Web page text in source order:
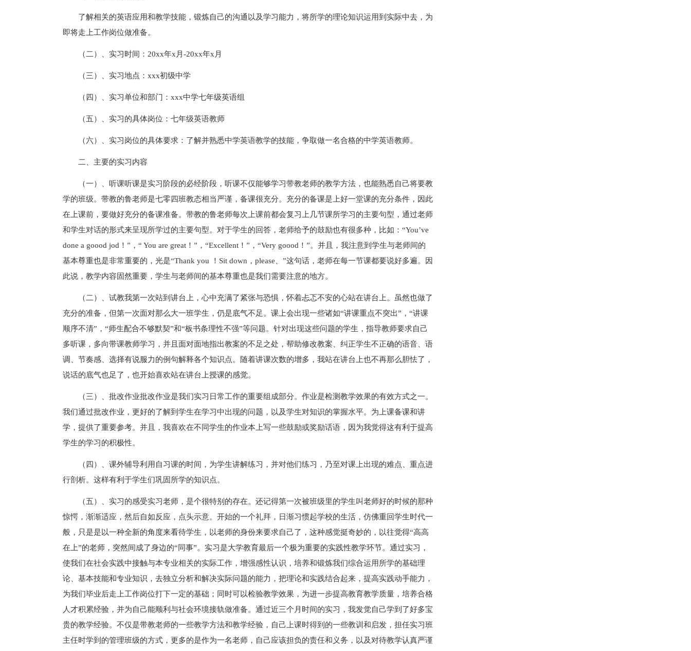
了解相关的英语应用和教学技能，锻炼自己的沟通以及学习能力，将所学的理论知识运用到实际中去，为
即将走上工作岗位做准备。
（二）、实习时间：20xx年x月-20xx年x月
（三）、实习地点：xxx初级中学
（四）、实习单位和部门：xxx中学七年级英语组
（五）、实习的具体岗位：七年级英语教师
（六）、实习岗位的具体要求：了解并熟悉中学英语教学的技能，争取做一名合格的中学英语教师。
二、主要的实习内容
（一）、听课听课是实习阶段的必经阶段，听课不仅能够学习带教老师的教学方法，也能熟悉自己将要教
学的班级。带教的鲁老师是七零四班教态相当严谨，备课很充分。充分的备课是上好一堂课的充分条件，因此
在上课前，要做好充分的备课准备。带教的鲁老师每次上课前都会复习上几节课所学习的主要句型，通过老师
和学生对话的形式来呈现所学过的主要句型。对于学生的回答，老师给予的鼓励也有很多种，比如：“You’ve
done a goood jod！”，“ You are great！”，“Excellent！”，“Very goood！”。并且，我注意到学生与老师间的
基本尊重也是非常重要的，光是“Thank you ！Sit down，please、”这句话，老师在每一节课都要说好多遍。因
此说，教学内容固然重要，学生与老师间的基本尊重也是我们需要注意的地方。
（二）、试教我第一次站到讲台上，心中充满了紧张与恐惧，怀着忐忑不安的心站在讲台上。虽然也做了
充分的准备，但第一次面对那么大一班学生，仍是底气不足。课上会出现一些诸如“讲课重点不突出”，“讲课
顺序不清”，“师生配合不够默契”和“板书条理性不强”等问题。针对出现这些问题的学生，指导教师要求自己
多听课，多向带课教师学习，并且面对面地指出教案的不足之处，帮助修改教案、纠正学生不正确的语音、语
调、节奏感、选择有说服力的例句解释各个知识点。随着讲课次数的增多，我站在讲台上也不再那么胆怯了，
说话的底气也足了，也开始喜欢站在讲台上授课的感觉。
（三）、批改作业批改作业是我们实习日常工作的重要组成部分。作业是检测教学效果的有效方式之一。
我们通过批改作业，更好的了解到学生在学习中出现的问题，以及学生对知识的掌握水平。为上课备课和讲
学，提供了重要参考。并且，我喜欢在不同学生的作业本上写一些鼓励或奖励话语，因为我觉得这有利于提高
学生的学习的积极性。
（四）、课外辅导利用自习课的时间，为学生讲解练习，并对他们练习，乃至对课上出现的难点、重点进
行剖析。这样有利于学生们巩固所学的知识点。
（五）、实习的感受实习老师，是个很特别的存在。还记得第一次被班级里的学生叫老师好的时候的那种
惊愕，渐渐适应，然后自如反应，点头示意。开始的一个礼拜，日渐习惯起学校的生活，仿佛重回学生时代一
般，只是是以一种全新的角度来看待学生，以老师的身份来要求自己了，这种感觉挺奇妙的，以往觉得“高高
在上”的老师，突然间成了身边的“同事”。实习是大学教育最后一个极为重要的实践性教学环节。通过实习，
使我们在社会实践中接触与本专业相关的实际工作，增强感性认识，培养和锻炼我们综合运用所学的基础理
论、基本技能和专业知识，去独立分析和解决实际问题的能力，把理论和实践结合起来，提高实践动手能力，
为我们毕业后走上工作岗位打下一定的基础；同时可以检验教学效果，为进一步提高教育教学质量，培养合格
人才积累经验，并为自己能顺利与社会环境接轨做准备。通过近三个月时间的实习，我发觉自己学到了好多宝
贵的教学经验。不仅是带教老师的一些教学方法和教学经验，自己上课时得到的一些教训和启发，担任实习班
主任时学到的管理班级的方式，更多的是作为一名老师，自己应该担负的责任和义务，以及对待教学认真严谨